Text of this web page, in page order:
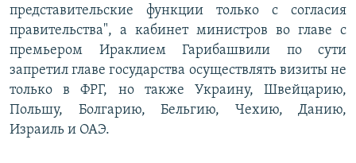
представительские функции только с согласия
правительства", а кабинет министров во главе с
премьером Ираклием Гарибашвили по сути
запретил главе государства осуществлять визиты не
только в ФРГ, но также Украину, Швейцарию,
Польшу, Болгарию, Бельгию, Чехию, Данию,
Израиль и ОАЭ.